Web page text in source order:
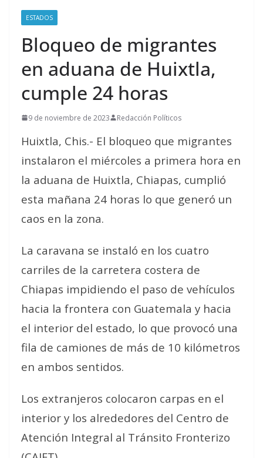
ESTADOS
Bloqueo de migrantes
en aduana de Huixtla,
cumple 24 horas
9 de noviembre de 2023 Redacción Políticos
Huixtla, Chis.- El bloqueo que migrantes
instalaron el miércoles a primera hora en
la aduana de Huixtla, Chiapas, cumplió
esta mañana 24 horas lo que generó un
caos en la zona.
La caravana se instaló en los cuatro
carriles de la carretera costera de
Chiapas impidiendo el paso de vehículos
hacia la frontera con Guatemala y hacia
el interior del estado, lo que provocó una
fila de camiones de más de 10 kilómetros
en ambos sentidos.
Los extranjeros colocaron carpas en el
interior y los alrededores del Centro de
Atención Integral al Tránsito Fronterizo